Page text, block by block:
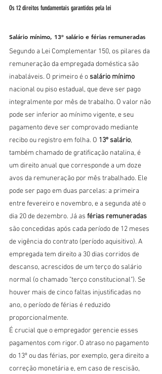
Os 12 direitos fundamentais garantidos pela lei
Salário mínimo, 13º salário e férias remuneradas
Segundo a Lei Complementar 150, os pilares da
remuneração da empregada doméstica são
inabaláveis. O primeiro é o salário mínimo
nacional ou piso estadual, que deve ser pago
integralmente por mês de trabalho. O valor não
pode ser inferior ao mínimo vigente, e seu
pagamento deve ser comprovado mediante
recibo ou registro em folha. O 13º salário,
também chamado de gratificação natalina, é
um direito anual que corresponde a um doze
avos da remuneração por mês trabalhado. Ele
pode ser pago em duas parcelas: a primeira
entre fevereiro e novembro, e a segunda até o
dia 20 de dezembro. Já as férias remuneradas
são concedidas após cada período de 12 meses
de vigência do contrato (período aquisitivo). A
empregada tem direito a 30 dias corridos de
descanso, acrescidos de um terço do salário
normal (o chamado "terço constitucional"). Se
houver mais de cinco faltas injustificadas no
ano, o período de férias é reduzido
proporcionalmente.
É crucial que o empregador gerencie esses
pagamentos com rigor. O atraso no pagamento
do 13º ou das férias, por exemplo, gera direito a
correção monetária e, em caso de rescisão,